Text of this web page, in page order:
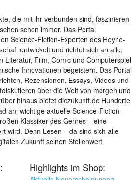
die mit ihr verbunden sind, faszinieren
schon immer. Das Portal
Science-Fiction-Experten des Heyne-
entwickelt und richtet sich an alle,
Literatur, Film, Comic und Computerspiel
Innovationen begeistern. Das Portal
Rezensionen, Essays, Videos und
über die Welt von morgen und
hinaus bietet diezukunft.de Hunderte
an, wichtige aktuelle Science-Fiction-
Klassiker des Genres – eine
wird. Denn Lesen – da sind sich alle
Zukunft seinen Stellenwert
Highlights im Shop: